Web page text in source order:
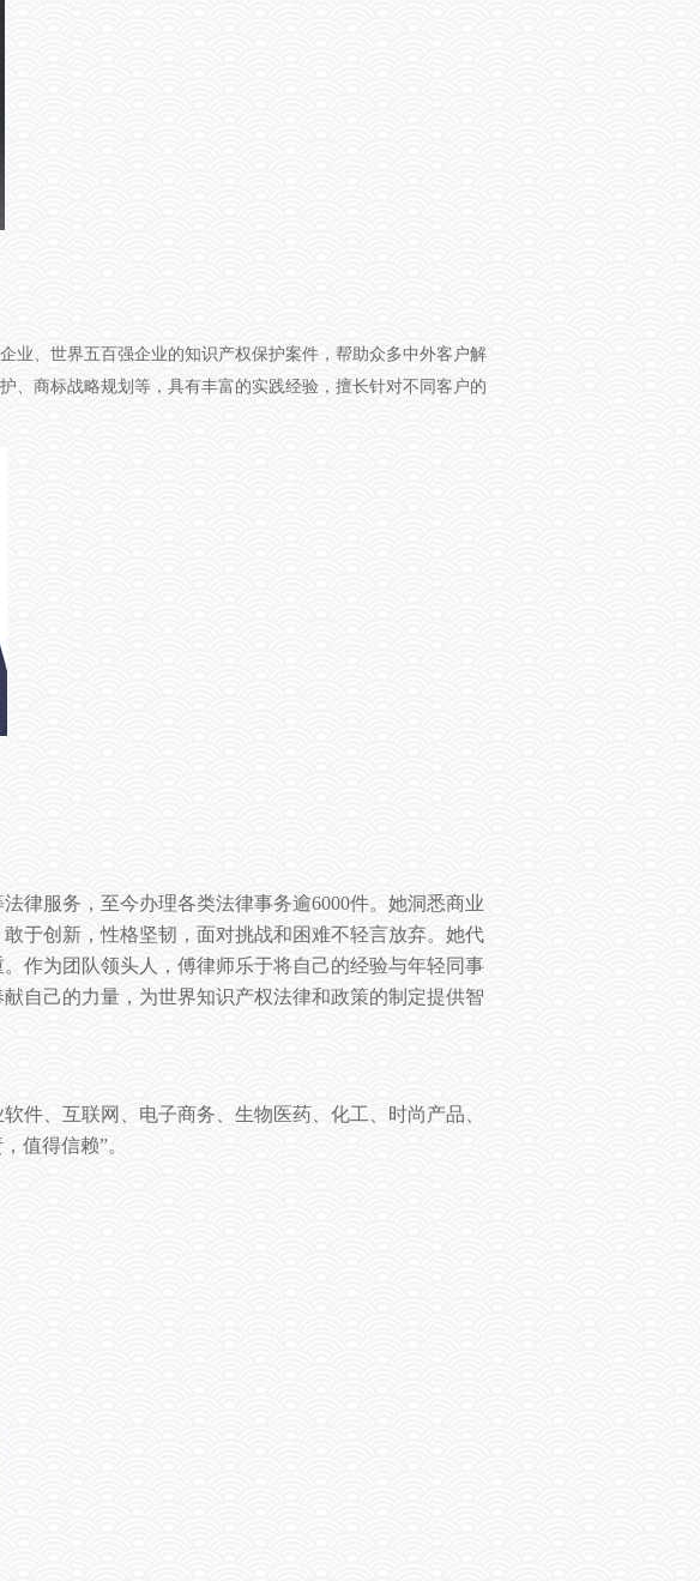
业、世界五百强企业的知识产权保护案件，帮助众多中外客户解
、商标战略规划等，具有丰富的实践经验，擅长针对不同客户的
律服务，至今办理各类法律事务逾6000件。她洞悉商业
于创新，性格坚韧，面对挑战和困难不轻言放弃。她代
作为团队领头人，傅律师乐于将自己的经验与年轻同事
自己的力量，为世界知识产权法律和政策的制定提供智
件、互联网、电子商务、生物医药、化工、时尚产品、
值得信赖”。